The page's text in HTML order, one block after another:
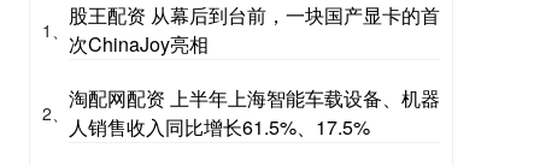
1、
股王配资 从幕后到台前，一块国产显卡的首
次ChinaJoy亮相
2、
淘配网配资 上半年上海智能车载设备、机器
人销售收入同比增长61.5%、17.5%